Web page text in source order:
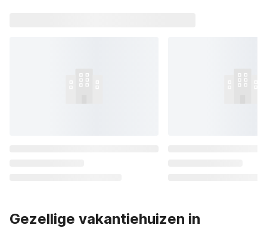
Gezellige vakantiehuizen in